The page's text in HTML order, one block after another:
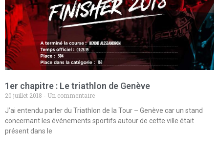
1er chapitre : Le triathlon de Genève
20 juillet 2018
Un commentaire
J’ai entendu parler du Triathlon de la Tour – Genève car un stand
concernant les événements sportifs autour de cette ville était
présent dans le